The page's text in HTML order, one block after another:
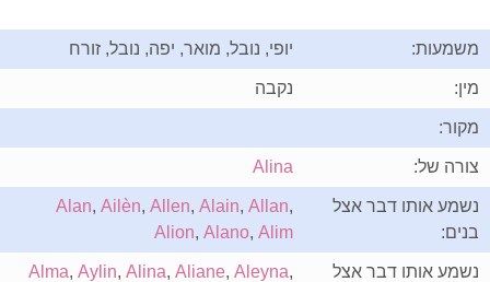
משמעות: יופי, נובל, מואר, יפה, נובל, זורח
מין: נקבה
מקור:
צורה של: Alina
נשמע אותו דבר אצל
בנים:
Alan ,Ailèn ,Allen ,Alain ,Allan
Alion ,Alano ,Alim
נשמע אותו דבר אצל
Alma ,Aylin ,Alina ,Aliane ,Aleyna